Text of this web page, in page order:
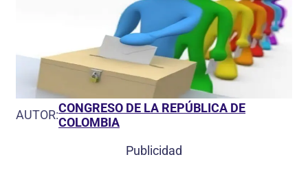
AUTOR:CONGRESO DE LA REPÚBLICA DE
COLOMBIA
Publicidad